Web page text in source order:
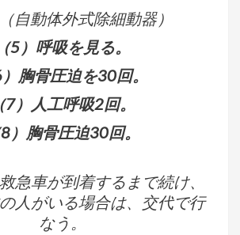
自動体外式除細動器）
（5）呼吸を見る。
）胸骨圧迫を30回。
（7）人工呼吸2回。
8）胸骨圧迫30回。
急車が到着するまで続け、
人がいる場合は、交代で行
なう。